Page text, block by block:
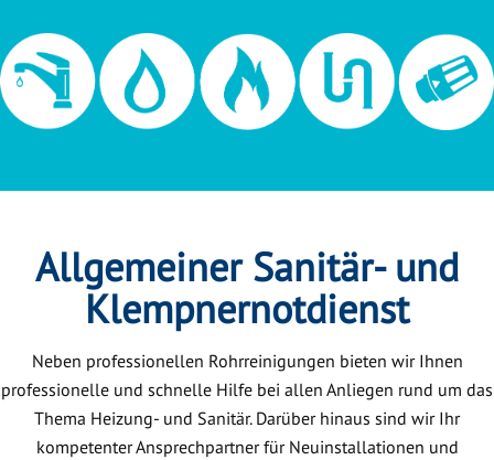
Allgemeiner Sanitär- und
Klempnernotdienst
Neben professionellen Rohrreinigungen bieten wir Ihnen
professionelle und schnelle Hilfe bei allen Anliegen rund um das
Thema Heizung- und Sanitär. Darüber hinaus sind wir Ihr
kompetenter Ansprechpartner für Neuinstallationen und